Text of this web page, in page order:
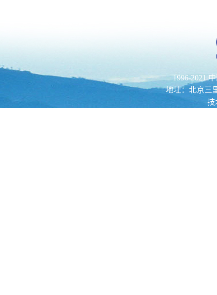
1996-2021
地址：北京三
技